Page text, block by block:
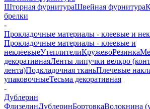
Шторная фурнитураШвейная фурнитура
брелки
-
Прокладочные материалы - клеевые и
Прокладочные материалы - клеевые и
неклеевыеУтеплителиКружевоРезинка
декоративнаяЛенты липучки велкро
лента)Подкладочная тканьПлечевые
упаковочныеТесьма декоративная
-
Дублерин
ФлизелинДублеринБортовкаВолокнина